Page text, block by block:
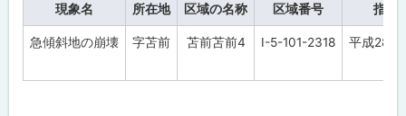
る
現象名 所在地 区域の名称 区域番号 指定
急傾斜地の崩壊 字苫前 苫前苫前4 Ⅰ-5-101-2318 平成28年